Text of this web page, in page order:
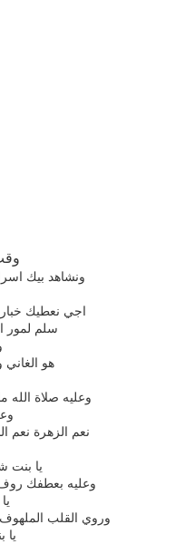
ونشاهد بيك
اجي نعطيك
سلم لمور
هو الغاني
وعليه صلاة
نعم الزهرة نعم
يا
وعليه بعطفك
وروي القلب
يا